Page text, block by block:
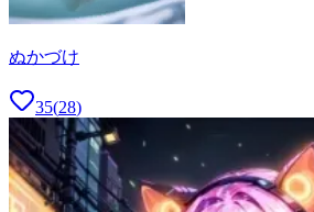
ぬかづけ
35(28)